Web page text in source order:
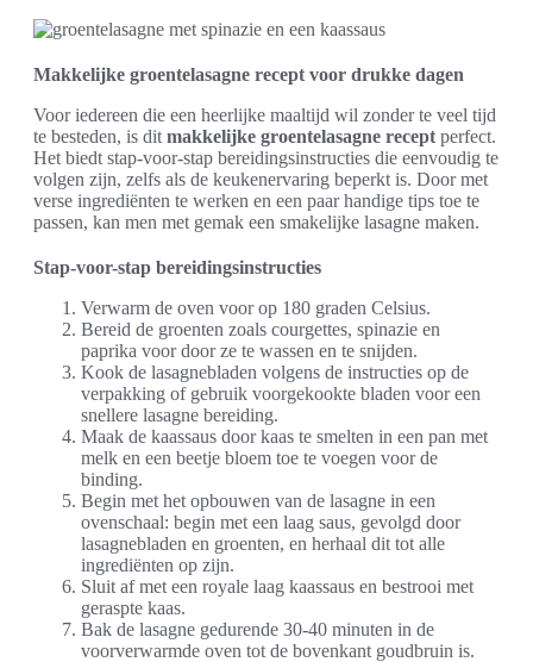
Makkelijke groentelasagne recept voor drukke dagen
Voor iedereen die een heerlijke maaltijd wil zonder te veel tijd
te besteden, is dit makkelijke groentelasagne recept perfect.
Het biedt stap-voor-stap bereidingsinstructies die eenvoudig te
volgen zijn, zelfs als de keukenervaring beperkt is. Door met
verse ingrediënten te werken en een paar handige tips toe te
passen, kan men met gemak een smakelijke lasagne maken.
Stap-voor-stap bereidingsinstructies
Verwarm de oven voor op 180 graden Celsius.
Bereid de groenten zoals courgettes, spinazie en
paprika voor door ze te wassen en te snijden.
Kook de lasagnebladen volgens de instructies op de
verpakking of gebruik voorgekookte bladen voor een
snellere lasagne bereiding.
Maak de kaassaus door kaas te smelten in een pan met
melk en een beetje bloem toe te voegen voor de
binding.
Begin met het opbouwen van de lasagne in een
ovenschaal: begin met een laag saus, gevolgd door
lasagnebladen en groenten, en herhaal dit tot alle
ingrediënten op zijn.
Sluit af met een royale laag kaassaus en bestrooi met
geraspte kaas.
Bak de lasagne gedurende 30-40 minuten in de
voorverwarmde oven tot de bovenkant goudbruin is.